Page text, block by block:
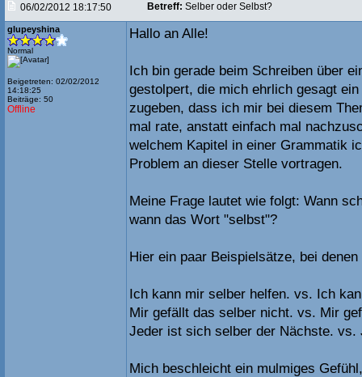
06/02/2012 18:17:50
Betreff: Selber oder Selbst?
glupeyshina
Normal
Beigetreten: 02/02/2012
14:18:25
Beiträge: 50
Offline
Hallo an Alle!
Ich bin gerade beim Schreiben über
gestolpert, die mich ehrlich gesagt
zugeben, dass ich mir bei diesem
mal rate, anstatt einfach mal
welchem Kapitel in einer Grammatik
Problem an dieser Stelle vortragen.
Meine Frage lautet wie folgt: Wann
wann das Wort "selbst"?
Hier ein paar Beispielsätze, bei
Ich kann mir selber helfen. vs. Ich
Mir gefällt das selber nicht. vs. Mir
Jeder ist sich selber der Nächste.
Mich beschleicht ein mulmiges